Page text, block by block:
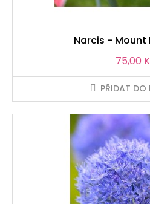
Narcis - Mount
Cena
75,00
PŘIDAT DO